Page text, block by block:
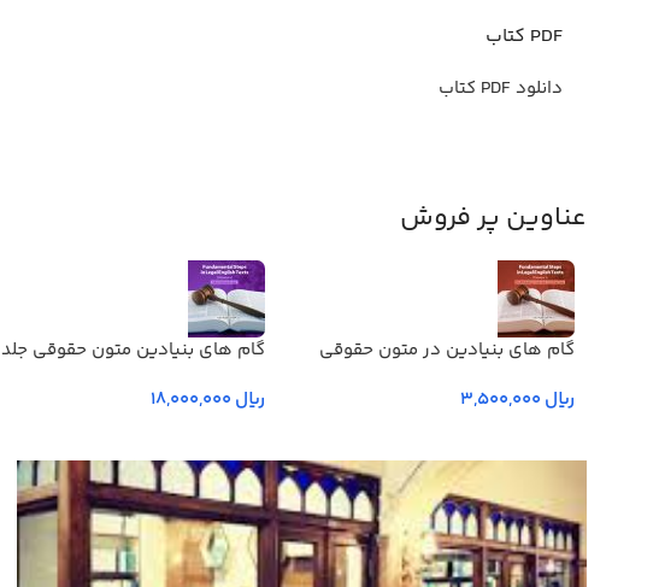
PDF كتاب
دانلود PDF كتاب
عناوین پر فروش
گام های بنیادین در متون حقوقي
ریال
گام های بنیادین متون حقوقی جلد
ریال